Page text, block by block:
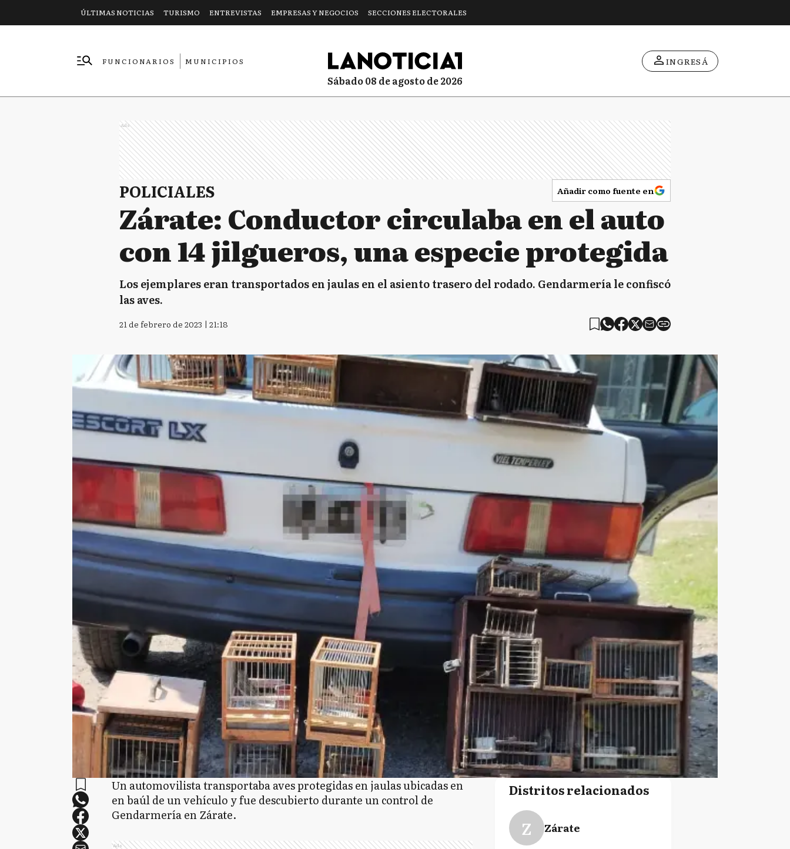
ÚLTIMAS NOTICIAS TURISMO ENTREVISTAS EMPRESAS Y NEGOCIOS SECCIONES ELECTORALES
FUNCIONARIOS
MUNICIPIOS
sábado 08 de agosto de 2026
INGRESÁ
Ads
POLICIALES Añadir como fuente en
Zárate: Conductor circulaba en el auto
con 14 jilgueros, una especie protegida
Los ejemplares eran transportados en jaulas en el asiento trasero del rodado. Gendarmería le confiscó
las aves.
21 de febrero de 2023 | 21:18
Un automovilista transportaba aves protegidas en jaulas ubicadas en
en baúl de un vehículo y fue descubierto durante un control de
Gendarmería en Zárate.
Ads
Distritos relacionados
Z Zárate